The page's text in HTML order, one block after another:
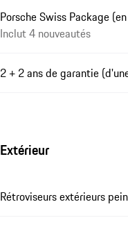
nouveau temps
batterie haute tension
Porsche Swiss Package
Inclut 4 nouveautés
2 + 2 ans de garantie
Extérieur
Rétroviseurs extérieurs